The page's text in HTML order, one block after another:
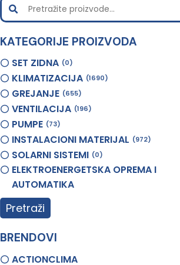
KATEGORIJE PROIZVODA
SET ZIDNA 0
KLIMATIZACIJA 1690
GREJANJE 655
VENTILACIJA 196
PUMPE 73
INSTALACIONI MATERIJAL 972
SOLARNI SISTEMI 0
ELEKTROENERGETSKA OPREMA I
AUTOMATIKA
Pretraži
BRENDOVI
ACTIONCLIMA